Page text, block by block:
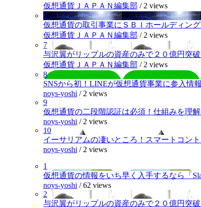
仮想通貨ＪＡＰＡＮ編集部 / 2 views
6
仮想通貨の取引事業にＳＢＩホールディング
仮想通貨ＪＡＰＡＮ編集部 / 2 views
7
与沢翼がリップルの資産のみで２０億円突
仮想通貨ＪＡＰＡＮ編集部 / 2 views
8
SNSから初！LINEが仮想通貨事業に参入情
noys-yoshi / 2 views
9
仮想通貨の二段階認証は必須！仕組みを理解
noys-yoshi / 2 views
10
イーサリアムの凄いところ！スマートコン
noys-yoshi / 2 views
1
仮想通貨の情報をいち早く入手するなら「
noys-yoshi /62 views
2
与沢翼がリップルの資産のみで２０億円突